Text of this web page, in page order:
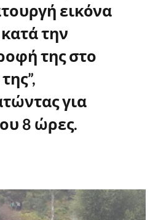
εικόνα
την
της στο
για
8 ώρες.